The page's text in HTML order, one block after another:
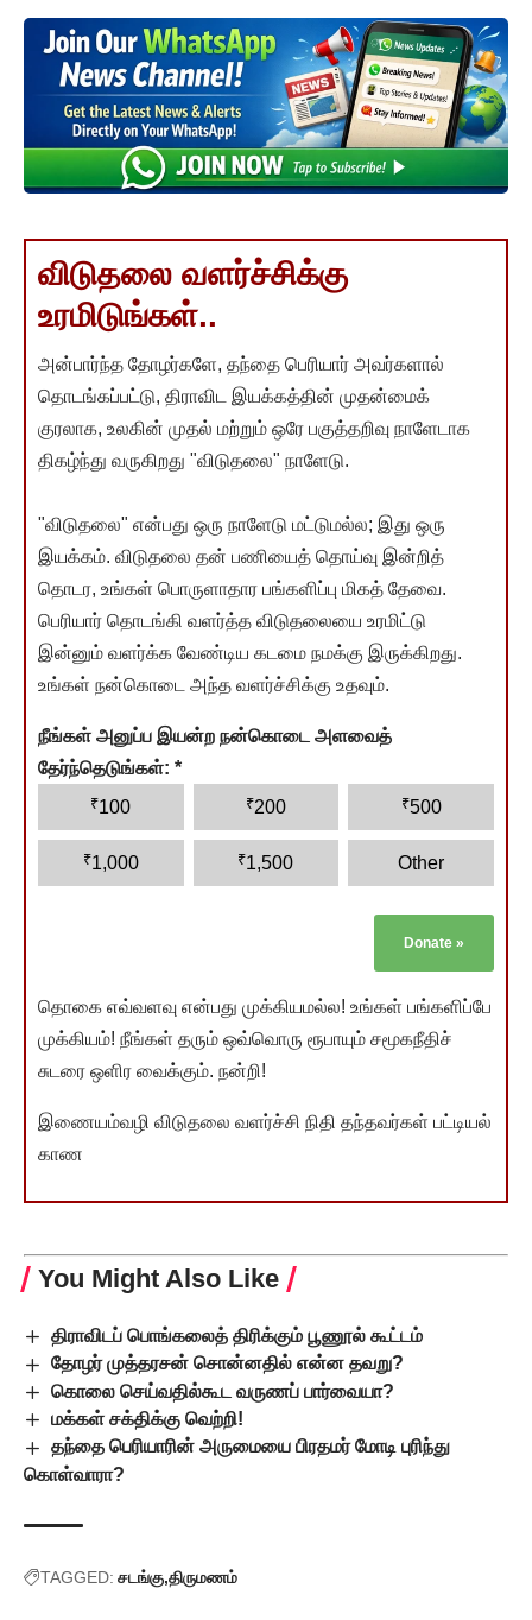
விடுதலை வளர்ச்சிக்கு
உரமிடுங்கள்..
அன்பார்ந்த தோழர்களே, தந்தை பெரியார் அவர்களால்
தொடங்கப்பட்டு, திராவிட இயக்கத்தின் முதன்மைக்
குரலாக, உலகின் முதல் மற்றும் ஒரே பகுத்தறிவு நாளேடாக
திகழ்ந்து வருகிறது "விடுதலை" நாளேடு.
"விடுதலை" என்பது ஒரு நாளேடு மட்டுமல்ல; இது ஒரு
இயக்கம். விடுதலை தன் பணியைத் தொய்வு இன்றித்
தொடர, உங்கள் பொருளாதார பங்களிப்பு மிகத் தேவை.
பெரியார் தொடங்கி வளர்த்த விடுதலையை உரமிட்டு
இன்னும் வளர்க்க வேண்டிய கடமை நமக்கு இருக்கிறது.
உங்கள் நன்கொடை அந்த வளர்ச்சிக்கு உதவும்.
நீங்கள் அனுப்ப இயன்ற நன்கொடை அளவைத்
தேர்ந்தெடுங்கள்: *
₹100 ₹200 ₹500
₹1,000 ₹1,500 Other
Donate »
தொகை எவ்வளவு என்பது முக்கியமல்ல! உங்கள் பங்களிப்பே
முக்கியம்! நீங்கள் தரும் ஒவ்வொரு ரூபாயும் சமூகநீதிச்
சுடரை ஒளிர வைக்கும். நன்றி!
இணையம்வழி விடுதலை வளர்ச்சி நிதி தந்தவர்கள் பட்டியல்
காண
You Might Also Like
திராவிடப் பொங்கலைத் திரிக்கும் பூணூல் கூட்டம்
தோழர் முத்தரசன் சொன்னதில் என்ன தவறு?
கொலை செய்வதில்கூட வருணப் பார்வையா?
மக்கள் சக்திக்கு வெற்றி!
தந்தை பெரியாரின் அருமையை பிரதமர் மோடி புரிந்து
கொள்வாரா?
TAGGED: சடங்கு திருமணம்